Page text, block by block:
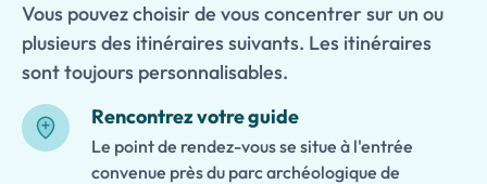
Vous pouvez choisir de vous concentrer sur un ou
plusieurs des itinéraires suivants. Les itinéraires
sont toujours personnalisables.
Rencontrez votre guide
Le point de rendez-vous se situe à l'entrée
convenue près du parc archéologique de